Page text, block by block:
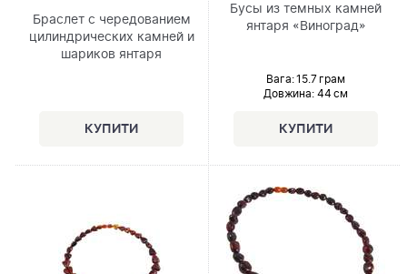
Браслет с чередованием
цилиндрических камней и
шариков янтаря
Бусы из темных камней
янтаря «Виноград»
Вага: 15.7 грам
Довжина:44 см